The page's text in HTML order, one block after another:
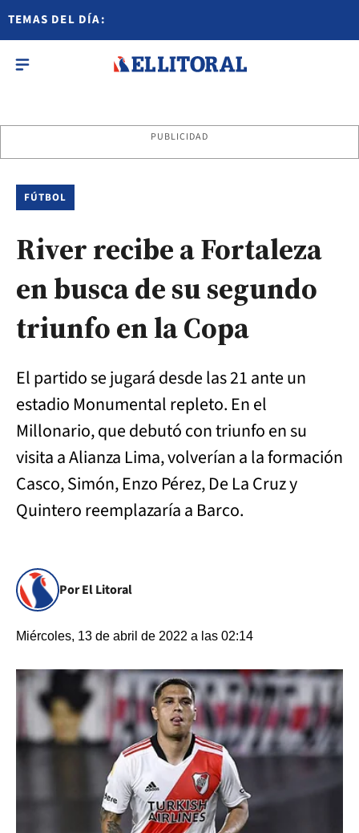
TEMAS DEL DÍA:
PUBLICIDAD
FÚTBOL
River recibe a Fortaleza
en busca de su segundo
triunfo en la Copa
El partido se jugará desde las 21 ante un
estadio Monumental repleto. En el
Millonario, que debutó con triunfo en su
visita a Alianza Lima, volverían a la formación
Casco, Simón, Enzo Pérez, De La Cruz y
Quintero reemplazaría a Barco.
Por El Litoral
Miércoles, 13 de abril de 2022 a las 02:14